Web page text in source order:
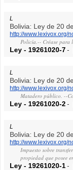
L
Bolivia: Ley de 20
http://www.lexivox.org/
Policía.-- Créase para
Ley - 19261020-7 -
L
Bolivia: Ley de 20
http://www.lexivox.org/
Matadero público. --
Ley - 19261020-2 -
L
Bolivia: Ley de 20
http://www.lexivox.org/
Impuesto sobre
propiedad que posee
Ley - 19261020-1 -